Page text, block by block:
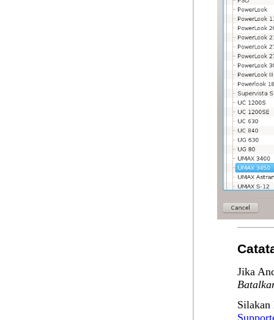
Jika
Silakan